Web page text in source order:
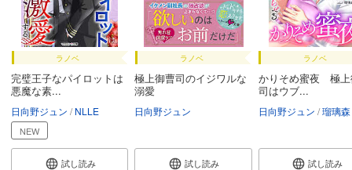
ラノベ
完璧王子なパイロットは
悪魔な素...
日向野ジュン NLLE
NEW
試し読み
ラノベ
極上御曹司のイジワルな
溺愛
日向野ジュン
試し読み
ラノベ
かりそめ蜜夜 極上
司はウブ...
日向野ジュン 瑠璃森し
試し読み